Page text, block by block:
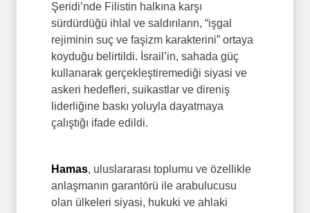
Şeridi’nde Filistin halkına karşı
sürdürdüğü ihlal ve saldırıların, “işgal
rejiminin suç ve faşizm karakterini” ortaya
koyduğu belirtildi. İsrail’in, sahada güç
kullanarak gerçekleştiremediği siyasi ve
askeri hedefleri, suikastlar ve direniş
liderliğine baskı yoluyla dayatmaya
çalıştığı ifade edildi.
Hamas, uluslararası toplumu ve özellikle
anlaşmanın garantörü ile arabulucusu
olan ülkeleri siyasi, hukuki ve ahlaki